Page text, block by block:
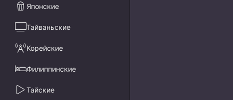
Японские
Тайваньские
Корейские
Филиппинские
Тайские